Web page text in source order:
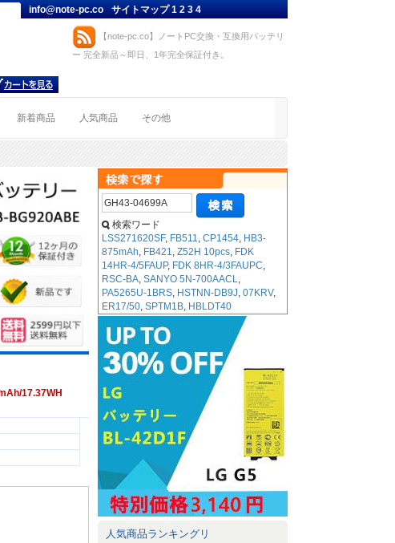
info@note-pc.co サイトマップ1234
【note-pc.co】ノートPC交換・互換用バッテリ
ー 完全新品～即日、1年完全保証付き。
新着商品 人気商品 その他
17.37WH
検索ワード
LSS271620SF, FB511,CP1454, HB3-
875mAh, FB421,Z52H 10pcs, FDK
14HR-4/5FAUP, FDK 8HR-4/3FAUPC,
RSC-BA,SANYO 5N-700AACL,
PA5265U-1BRS, HSTNN-DB9J,07KRV,
ER17/50,SPTM1B, HBLDT40
人気商品ランキングリ